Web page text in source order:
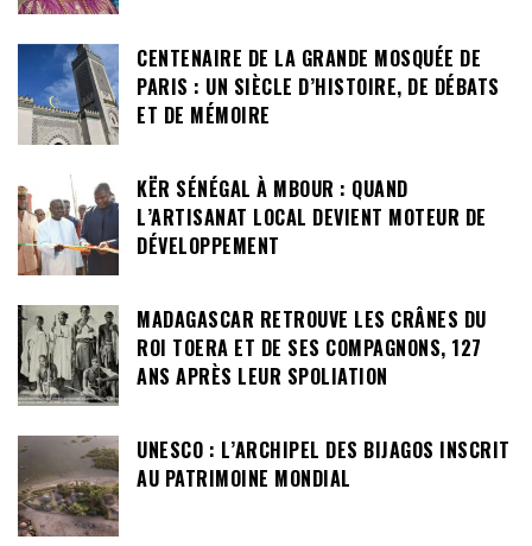
CENTENAIRE DE LA GRANDE MOSQUÉE DE
PARIS : UN SIÈCLE D’HISTOIRE, DE DÉBATS
ET DE MÉMOIRE
KËR SÉNÉGAL À MBOUR : QUAND
L’ARTISANAT LOCAL DEVIENT MOTEUR DE
DÉVELOPPEMENT
MADAGASCAR RETROUVE LES CRÂNES DU
ROI TOERA ET DE SES COMPAGNONS, 127
ANS APRÈS LEUR SPOLIATION
UNESCO : L’ARCHIPEL DES BIJAGOS INSCRIT
AU PATRIMOINE MONDIAL